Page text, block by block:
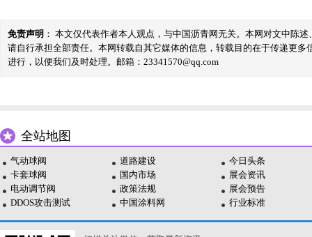
免责声明 ： 本文仅代表作者本人观点，与中国沥青网无关。本网对文中陈
请自行承担全部责任。本网转载自其它媒体的信息，转载目的在于传递更
进行，以便我们及时处理。邮箱：23341570@qq.com
全站地图
气动球阀
卡套球阀
电动调节阀
DDOS攻击测试
道路建设
国内市场
政策法规
中国涂料网
今日头条
展会资讯
展会预告
行业标准